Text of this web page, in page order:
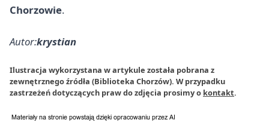
Chorzowie.
Autor:krystian
Ilustracja wykorzystana w artykule została pobrana z
zewnętrznego źródła (Biblioteka Chorzów). W przypadku
zastrzeżeń dotyczących praw do zdjęcia prosimy o kontakt.